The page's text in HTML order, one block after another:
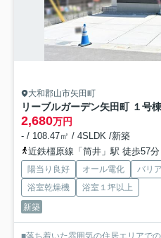
大和郡山市矢田町
リーブルガーデン矢田町 １号
2,680万円
- / 108.47㎡ / 4SLDK /新築
近鉄橿原線「筒井」駅 徒歩57分
陽当り良好 オール電化 バリ
浴室乾燥機
浴室１坪以上
新築
■落ち着いた雰囲気の住居エリアで